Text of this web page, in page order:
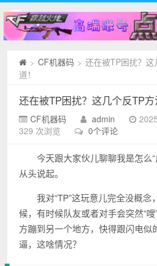
> CF机器码 > 还在被TP困扰？
道！
还在被TP困扰？这几个反TP方
CF机器码 admin
329 次浏览
0个评论
今天跟大家伙儿聊聊我是怎么
从头说起。
我对“TP”这玩意儿完全没概
候，有时候队友或者对手会突然“
方蹦到另一个地方，快得跟闪电似
逼，这啥情况？